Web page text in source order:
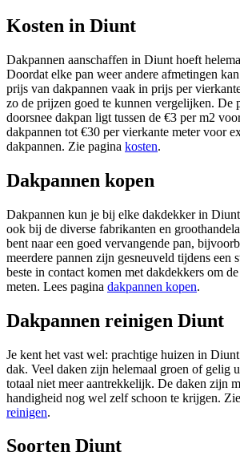
Kosten in Diunt
Dakpannen aanschaffen in Diunt hoeft
Doordat elke pan weer andere afmetingen
prijs van dakpannen vaak in prijs per
zo de prijzen goed te kunnen vergelijken. De
doorsnee dakpan ligt tussen de €3 per m2
dakpannen tot €30 per vierkante meter voor
dakpannen. Zie pagina kosten.
Dakpannen kopen
Dakpannen kun je bij elke dakdekker in
ook bij de diverse fabrikanten en
bent naar een goed vervangende pan,
meerdere pannen zijn gesneuveld tijdens een
beste in contact komen met dakdekkers om
meten. Lees pagina dakpannen kopen.
Dakpannen reinigen Diunt
Je kent het vast wel: prachtige huizen in
dak. Veel daken zijn helemaal groen of gelig
totaal niet meer aantrekkelijk. De daken zijn
handigheid nog wel zelf schoon te krijgen.
reinigen.
Soorten Diunt